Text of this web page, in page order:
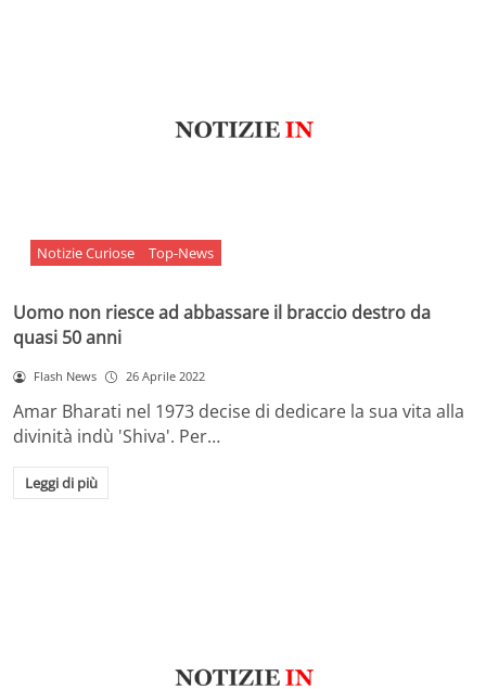
Notizie Curiose Top-News
Uomo non riesce ad abbassare il braccio destro da
quasi 50 anni
Flash News 26 Aprile 2022
Amar Bharati nel 1973 decise di dedicare la sua vita alla
divinità indù 'Shiva'. Per…
Leggi di più